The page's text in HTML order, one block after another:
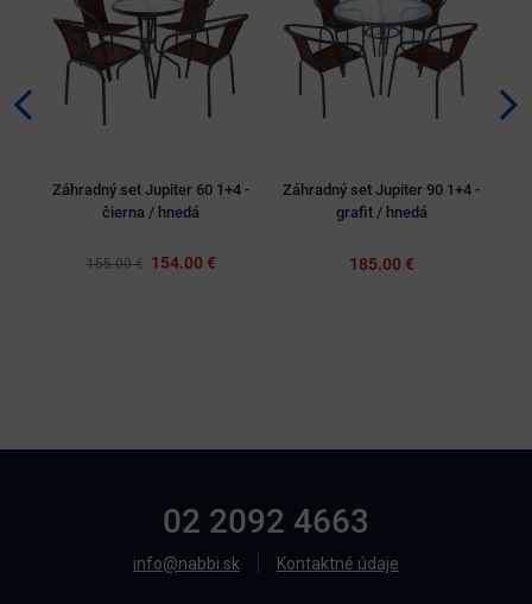
Záhradný set Jupiter 60 1+4 -
čierna / hnedá
155.00 € 154.00 €
Záhradný set Jupiter 90 1+4 -
grafit / hnedá
185.00 €
02 2092 4663
info@nabbi.sk Kontaktné údaje